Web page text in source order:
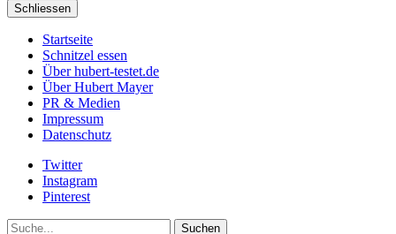
Schliessen
Startseite
Schnitzel essen
Über hubert-testet.de
Über Hubert Mayer
PR & Medien
Impressum
Datenschutz
Twitter
Instagram
Pinterest
Suche